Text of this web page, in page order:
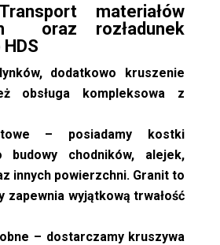
materiałów
oraz rozładunek
dodatkowo kruszenie
obsługa kompleksowa z
– posiadamy kostki
budowy chodników, alejek,
innych powierzchni. Granit to
zapewnia wyjątkową trwałość
– dostarczamy kruszywa